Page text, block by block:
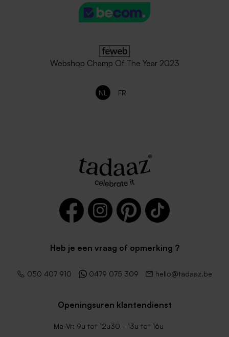
Webshop Champ Of The Year 2023
NL FR
Heb je een vraag of opmerking ?
050 407 910 0479 075 309 hello@tadaaz.be
Openingsuren klantendienst
Ma-Vr: 9u tot 12u30 - 13u tot 16u